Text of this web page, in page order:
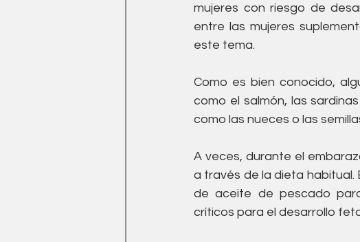
mujeres con riesgo de
entre las mujeres
este tema.
Como es bien conocido,
como el salmón, las
como las nueces o las
A veces, durante el
a través de la dieta habitual.
de aceite de pescado
críticos para el desarrollo